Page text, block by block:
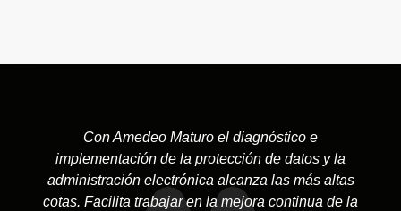
Con Amedeo Maturo el diagnóstico e
implementación de la protección de datos y la
administración electrónica alcanza las más altas
cotas. Facilita trabajar en la mejora continua de la